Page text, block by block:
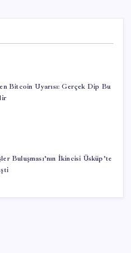
Bitcoin Uyarısı: Gerçek Dip Bu
Buluşması’nın İkincisi Üsküp’te